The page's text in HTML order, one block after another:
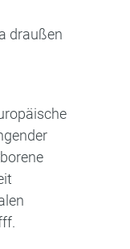
draußen